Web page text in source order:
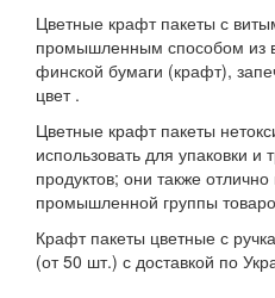
Цветные крафт пакеты с
промышленным способом из
финской бумаги (крафт),
цвет .
Цветные крафт пакеты
использовать для упаковки
продуктов; они также
промышленной группы
Крафт пакеты цветные с
(от 50 шт.) с доставкой по